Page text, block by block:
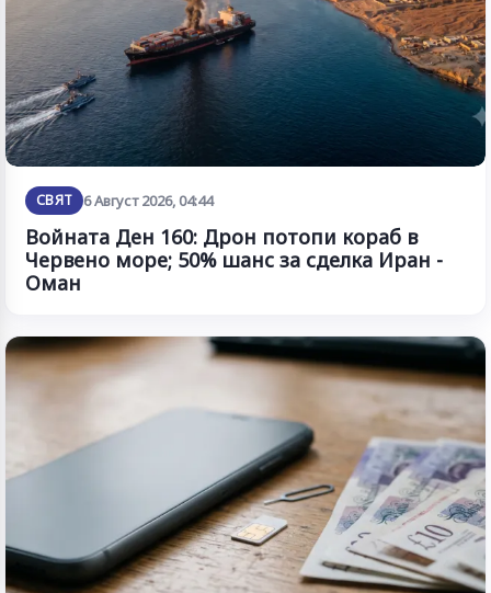
СВЯТ 6 Август 2026, 04:44
Войната Ден 160: Дрон потопи кораб в
Червено море; 50% шанс за сделка Иран -
Оман